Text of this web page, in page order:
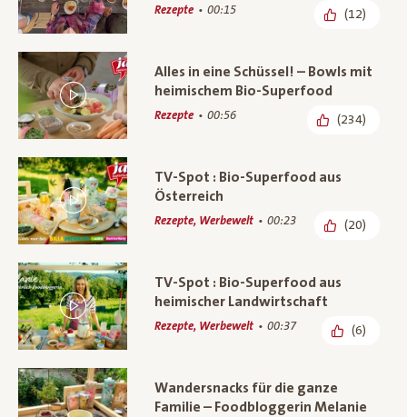
Rezepte 00:15 (12)
Alles in eine Schüssel! – Bowls mit
heimischem Bio-Superfood
Rezepte 00:56 (234)
TV-Spot : Bio-Superfood aus
Österreich
Rezepte, Werbewelt 00:23 (20)
TV-Spot : Bio-Superfood aus
heimischer Landwirtschaft
Rezepte, Werbewelt 00:37 (6)
Wandersnacks für die ganze
Familie – Foodbloggerin Melanie